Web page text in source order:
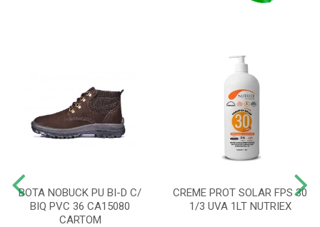
BOTA NOBUCK PU BI-D C/
BIQ PVC 36 CA15080
CARTOM
CREME PROT SOLAR FPS 30
1/3 UVA 1LT NUTRIEX